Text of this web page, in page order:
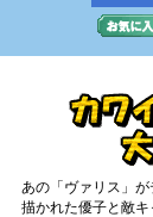
あの「ヴァリス」
描かれた優子と敵